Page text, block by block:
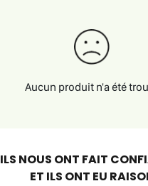
Aucun produit n'a été
ILS NOUS ONT FAIT
ET ILS ONT EU